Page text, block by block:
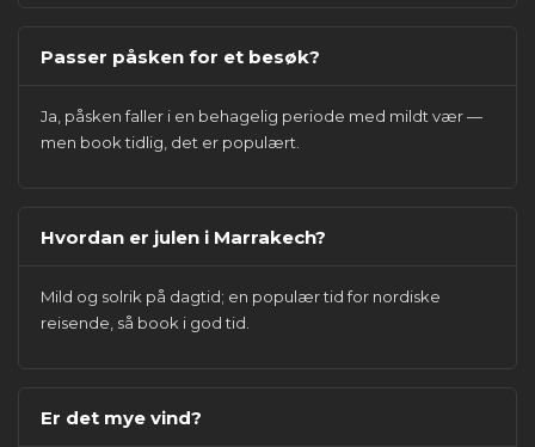
Passer påsken for et besøk?
Ja, påsken faller i en behagelig periode med mildt vær —
men book tidlig, det er populært.
Hvordan er julen i Marrakech?
Mild og solrik på dagtid; en populær tid for nordiske
reisende, så book i god tid.
Er det mye vind?